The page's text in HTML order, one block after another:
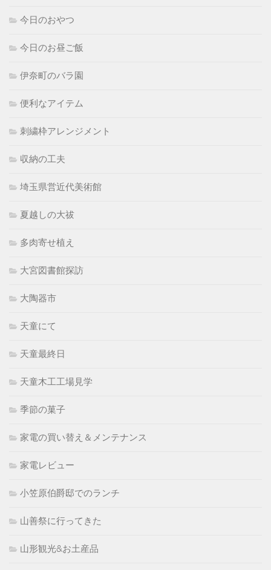
今日のおやつ
今日のお昼ご飯
伊奈町のバラ園
便利なアイテム
刺繍枠アレンジメント
収納の工夫
埼玉県営近代美術館
夏越しの大祓
多肉寄せ植え
大宮図書館探訪
大陶器市
天童にて
天童最終日
天童木工工場見学
季節の菓子
家電の買い替え＆メンテナンス
家電レビュー
小笠原伯爵邸でのランチ
山善祭に行ってきた
山形観光&お土産品